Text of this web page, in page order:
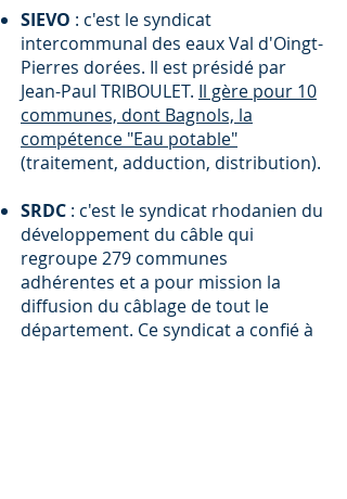
SIEVO : c'est le syndicat
intercommunal des eaux Val d'Oingt-
Pierres dorées. Il est présidé par
Jean-Paul TRIBOULET. Il gère pour 10
communes, dont Bagnols, la
compétence "Eau potable"
(traitement, adduction, distribution).
SRDC : c'est le syndicat rhodanien du
développement du câble qui
regroupe 279 communes
adhérentes et a pour mission la
diffusion du câblage de tout le
département. Ce syndicat a confié à